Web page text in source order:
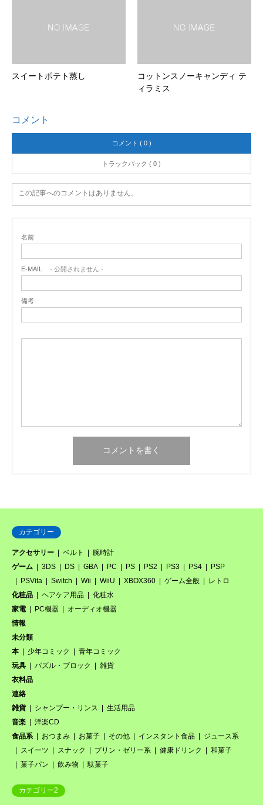
スイートポテト蒸し
コットンスノーキャンディ テ
ィラミス
コメント
コメント ( 0 )
トラックバック ( 0 )
この記事へのコメントはありません。
名前
E-MAIL - 公開されません -
備考
カテゴリー
アクセサリー ベルト
腕時計
ゲーム
3DS DS GBA PC PS PS2 PS3 PS4
PSP
PSVita
Switch Wii WiiU XBOX360 ゲーム全般
レトロ
化粧品
ヘアケア用品
化粧水
家電
PC機器
オーディオ機器
情報
未分類
本
少年コミック
青年コミック
玩具
パズル・ブロック
雑貨
衣料品
連絡
雑貨
シャンプー・リンス
生活用品
音楽
洋楽CD
食品系
おつまみ お菓子 その他 インスタント食品
ジュース系
スイーツ
スナック プリン・ゼリー系 健康ドリンク
和菓子
菓子パン
飲み物 駄菓子
カテゴリー2